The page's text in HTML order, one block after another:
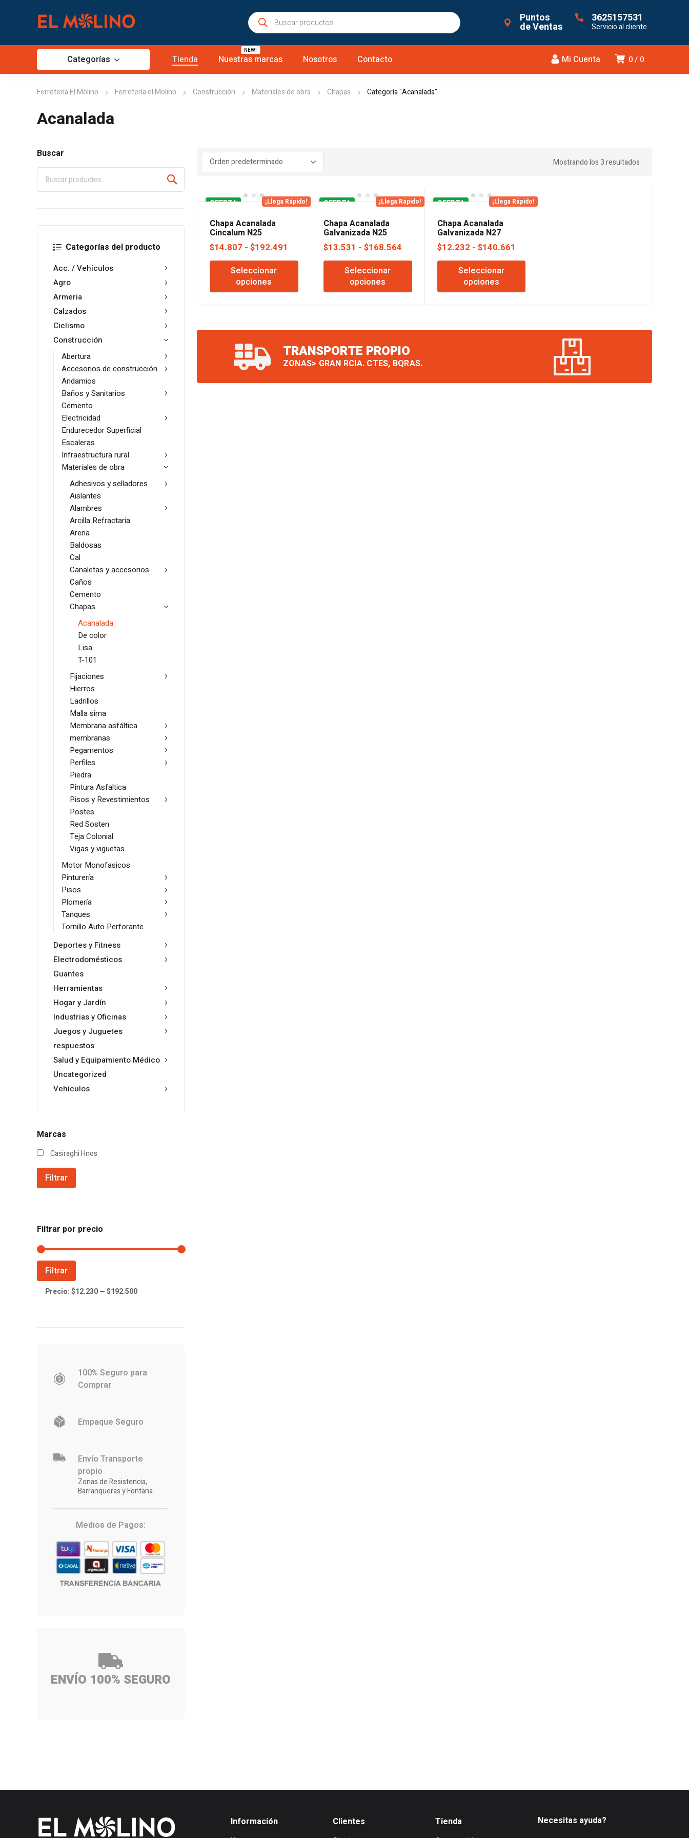
Búsqueda
de
Puntos
de Ventas
3625157531
Servicio al cliente
0 0
Mi Cuenta
Categorías Tienda Nuestras marcas
NEW!
Nosotros Contacto
Ferretería El Molino Ferretería el Molino Construcción Materiales de obra Chapas Categoría "Acanalada"
Acanalada
Buscar
Categorías del producto
Acc. / Vehículos
Agro
Armeria
Calzados
Ciclismo
Construcción
Abertura
Accesorios de construcción
Andamios
Baños y Sanitarios
Cemento
Electricidad
Endurecedor Superficial
Escaleras
Infraestructura rural
Materiales de obra
Adhesivos y selladores
Aislantes
Alambres
Arcilla Refractaria
Arena
Baldosas
Cal
Canaletas y accesorios
Caños
Cemento
Chapas
Acanalada
De color
Lisa
T-101
Fijaciones
Hierros
Ladrillos
Malla sima
Membrana asfáltica
membranas
Pegamentos
Perfiles
Piedra
Pintura Asfaltica
Pisos y Revestimientos
Postes
Red Sosten
Teja Colonial
Vigas y viguetas
Motor Monofasicos
Pinturería
Pisos
Plomería
Tanques
Tornillo Auto Perforante
Deportes y Fitness
Electrodomésticos
Guantes
Herramientas
Hogar y Jardín
Industrias y Oficinas
Juegos y Juguetes
respuestos
Salud y Equipamiento Médico
Uncategorized
Vehículos
Marcas
Casiraghi Hnos
Filtrar
Filtrar por precio
Precio
mínimo
Precio
máximo
Filtrar
Precio:$12.230—$192.500
100% Seguro para
Comprar
Empaque Seguro
Envío Transporte
propio
Zonas de Resistencia,
Barranqueras y Fontana.
Medios de Pagos:
ENVÍO 100% SEGURO
Mostrando los 3 resultados
OFERTA ¡Llega Rápido!
Chapa Acanalada
Cincalum N25
$14.807 - $192.491
de
$14.807
Seleccionar
opciones
OFERTA ¡Llega Rápido!
Chapa Acanalada
Galvanizada N25
$13.531 - $168.564Rango
de
$13.531
Seleccionar
opciones
OFERTA ¡Llega Rápido!
Chapa Acanalada
Galvanizada N27
$12.232 - $140.661
de
$12.232
Seleccionar
opciones
TRANSPORTE PROPIO
ZONAS> GRAN RCIA. CTES, BQRAS.
Información Clientes Tienda Necesitas ayuda?